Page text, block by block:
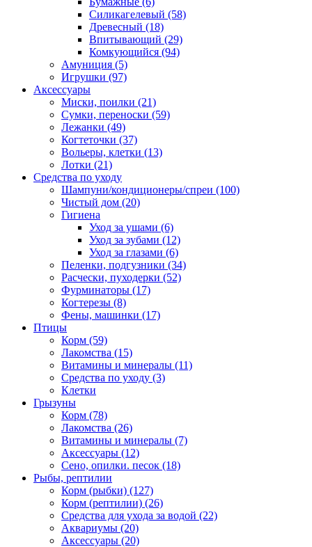
Силикагелевый (58)
Древесный (18)
Впитывающий (29)
Комкующийся (94)
Амуниция (5)
Игрушки (97)
Аксессуары
Миски, поилки (21)
Сумки, переноски (59)
Лежанки (49)
Когтеточки (37)
Вольеры, клетки (13)
Лотки (21)
Средства по уходу
Шампуни/кондиционеры/спреи (100)
Чистый дом (20)
Гигиена
Уход за ушами (6)
Уход за зубами (12)
Уход за глазами (6)
Пеленки, подгузники (34)
Расчески, пуходерки (52)
Фурминаторы (17)
Когтерезы (8)
Фены, машинки (17)
Птицы
Корм (59)
Лакомства (15)
Витамины и минералы (11)
Средства по уходу (3)
Клетки
Грызуны
Корм (78)
Лакомства (26)
Витамины и минералы (7)
Аксессуары (12)
Сено, опилки. песок (18)
Рыбы, рептилии
Корм (рыбки) (127)
Корм (рептилии) (26)
Средства для ухода за водой (22)
Аквариумы (20)
Аксессуары (20)